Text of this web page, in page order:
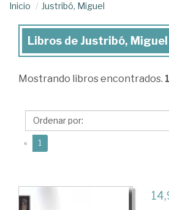
Inicio Justribó, Miguel
Libros
Justribó,
Libros de Justribó, Miguel
Mostrando libros encontrados. 1
« 1